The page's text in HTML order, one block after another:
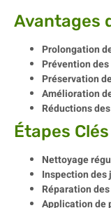
Avantages
Prolongation
Prévention
Préservation
Amélioration
Réductions
Étapes
Nettoyage
Inspection des
Réparation
Application de